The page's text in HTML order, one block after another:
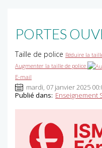
PORTES
Taille de police Réduire la
Augmenter la taille de police
E-mail
mardi, 07 janvier 2025
Publié dans: Enseignement